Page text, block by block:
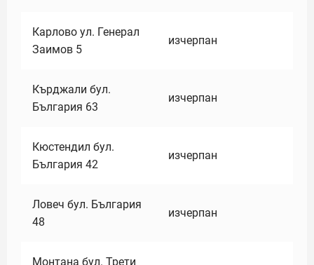
Карлово ул. Генерал
Заимов 5
изчерпан
Кърджали бул.
България 63
изчерпан
Кюстендил бул.
България 42
изчерпан
Ловеч бул. България
48
изчерпан
Монтана бул. Трети